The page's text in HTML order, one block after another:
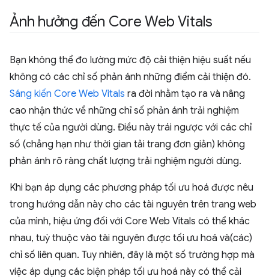
Ảnh hưởng đến Core Web Vitals
Bạn không thể đo lường mức độ cải thiện hiệu suất nếu
không có các chỉ số phản ánh những điểm cải thiện đó.
Sáng kiến Core Web Vitals ra đời nhằm tạo ra và nâng
cao nhận thức về những chỉ số phản ánh trải nghiệm
thực tế của người dùng. Điều này trái ngược với các chỉ
số (chẳng hạn như thời gian tải trang đơn giản) không
phản ánh rõ ràng chất lượng trải nghiệm người dùng.
Khi bạn áp dụng các phương pháp tối ưu hoá được nêu
trong hướng dẫn này cho các tài nguyên trên trang web
của mình, hiệu ứng đối với Core Web Vitals có thể khác
nhau, tuỳ thuộc vào tài nguyên được tối ưu hoá và(các)
chỉ số liên quan. Tuy nhiên, đây là một số trường hợp mà
việc áp dụng các biện pháp tối ưu hoá này có thể cải